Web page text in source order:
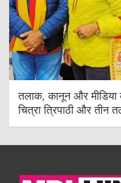
तलाक, कानून और मीडिया
चित्रा त्रिपाठी और तीन